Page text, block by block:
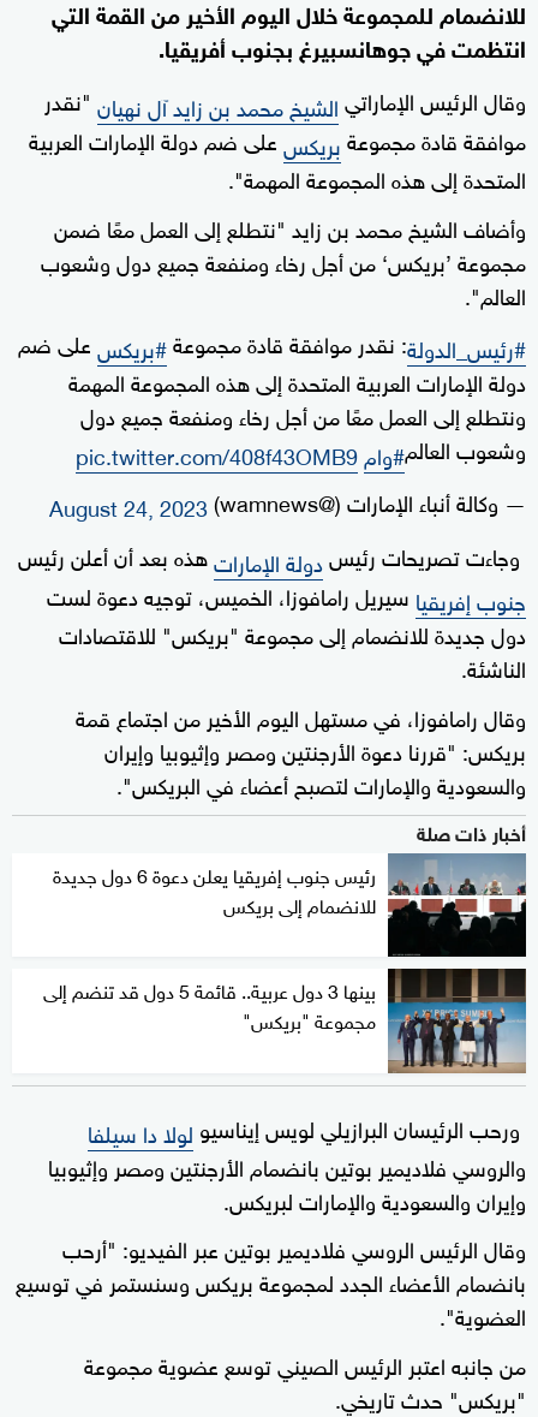
للانضمام للمجموعة خلال اليوم الأخير من القمة التي
انتظمت في جوهانسبيرغ بجنوب أفريقيا.
وقال الرئيس الإماراتيالشيخ محمد بن زايد آل نهيان "نقدر
موافقة قادة مجموعةبريكسعلى ضم دولة الإمارات العربية
المتحدة إلى هذه المجموعة المهمة".
وأضاف الشيخ محمد بن زايد "نتطلع إلى العمل معًا ضمن
مجموعة ’بريكس‘ من أجل رخاء ومنفعة جميع دول وشعوب
العالم".
#رئيس_الدولة: نقدر موافقة قادة مجموعة#بريكسعلى ضم
دولة الإمارات العربية المتحدة إلى هذه المجموعة المهمة
ونتطلع إلى العمل معًا من أجل رخاء ومنفعة جميع دول
وشعوب العالم#وامpic.twitter.com/408f43OMB9
— وكالة أنباء الإمارات (@wamnews)
August 24, 2023
وجاءت تصريحات رئيسدولة الإماراتهذه بعد أن أعلن رئيس
جنوب إفريقيا سيريل رامافوزا، الخميس، توجيه دعوة لست
دول جديدة للانضمام إلى مجموعة "بريكس" للاقتصادات
الناشئة.
وقال رامافوزا، في مستهل اليوم الأخير من اجتماع قمة
بريكس: "قررنا دعوة الأرجنتين ومصر وإثيوبيا وإيران
والسعودية والإمارات لتصبح أعضاء في البريكس".
أخبار ذات صلة
رئيس جنوب إفريقيا يعلن دعوة 6 دول جديدة
للانضمام إلى بريكس
بينها 3 دول عربية.. قائمة 5 دول قد تنضم إلى
مجموعة "بريكس"
ورحب الرئيسان البرازيلي لويس إيناسيو لولا دا سيلفا
والروسي فلاديمير بوتين بانضمام الأرجنتين ومصر وإثيوبيا
وإيران والسعودية والإمارات لبريكس.
وقال الرئيس الروسي فلاديمير بوتين عبر الفيديو: "أرحب
بانضمام الأعضاء الجدد لمجموعة بريكس وسنستمر في توسيع
العضوية".
من جانبه اعتبر الرئيس الصيني توسع عضوية مجموعة
"بريكس" حدث تاريخي.